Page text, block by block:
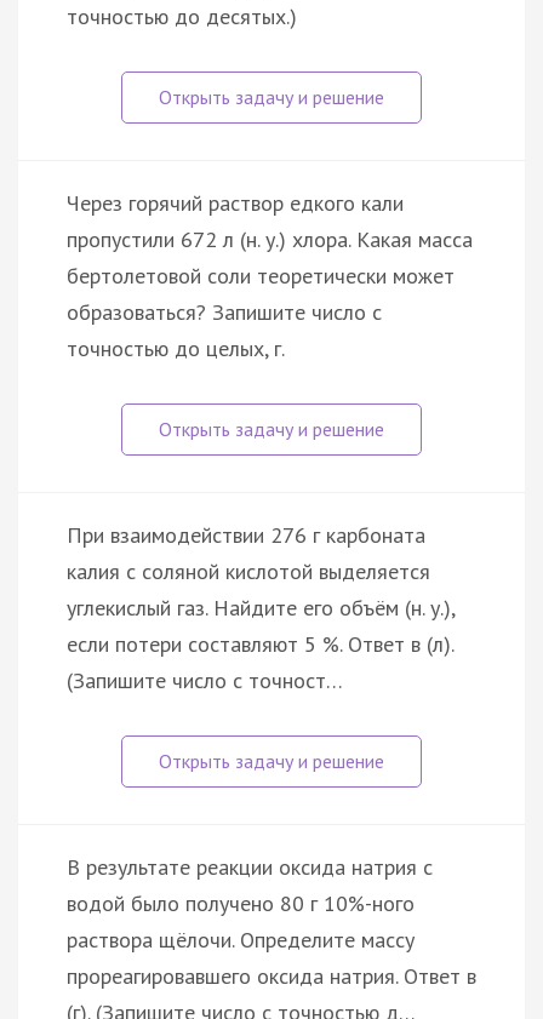
точностью до десятых.)
Через горячий раствор едкого кали
пропустили 672 л (н. у.) хлора. Какая масса
бертолетовой соли теоретически может
образоваться? Запишите число с
точностью до целых, г.
При взаимодействии 276 г карбоната
калия с соляной кислотой выделяется
углекислый газ. Найдите его объём (н. у.),
если потери составляют 5 %. Ответ в (л).
(Запишите число с точност…
В результате реакции оксида натрия с
водой было получено 80 г 10%-ного
раствора щёлочи. Определите массу
прореагировавшего оксида натрия. Ответ в
(г). (Запишите число с точностью д…